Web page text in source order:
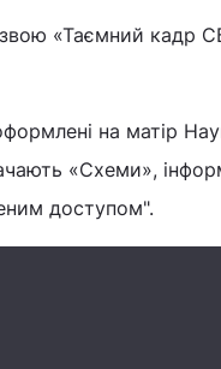
«Таємний кадр
на матір
«Схеми»,
доступом".